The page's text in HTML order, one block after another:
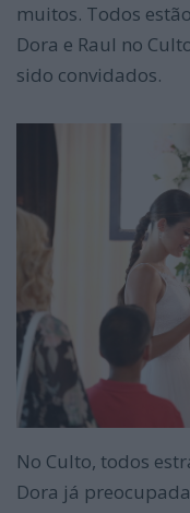
muitos. Todos
Dora e Raul no
sido convidados.
No Culto, todos
Dora já